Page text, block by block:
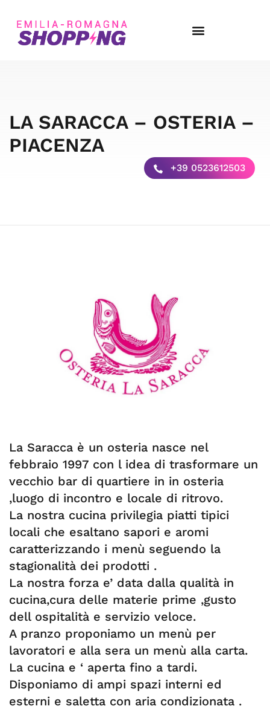
LA SARACCA – OSTERIA –
PIACENZA
+39 0523612503
La Saracca è un osteria nasce nel
febbraio 1997 con l idea di trasformare un
vecchio bar di quartiere in in osteria
,luogo di incontro e locale di ritrovo.
La nostra cucina privilegia piatti tipici
locali che esaltano sapori e aromi
caratterizzando i menù seguendo la
stagionalità dei prodotti .
La nostra forza e’ data dalla qualità in
cucina,cura delle materie prime ,gusto
dell ospitalità e servizio veloce.
A pranzo proponiamo un menù per
lavoratori e alla sera un menù alla carta.
La cucina e ‘ aperta fino a tardi.
Disponiamo di ampi spazi interni ed
esterni e saletta con aria condizionata .